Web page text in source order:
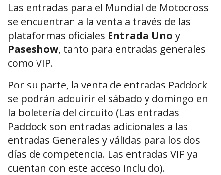
Las entradas para el Mundial de Motocross
se encuentran a la venta a través de las
plataformas oficiales Entrada Uno y
Paseshow, tanto para entradas generales
como VIP.
Por su parte, la venta de entradas Paddock
se podrán adquirir el sábado y domingo en
la boletería del circuito (Las entradas
Paddock son entradas adicionales a las
entradas Generales y válidas para los dos
días de competencia. Las entradas VIP ya
cuentan con este acceso incluido).